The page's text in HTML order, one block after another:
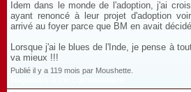
Idem dans le monde de l'adoption, j'ai
ayant renoncé à leur projet d'adoption
arrivé au foyer parce que BM en avait
Lorsque j'ai le blues de l'Inde, je pense à
va mieux !!!
Publié il y a 119 mois par Moushette.